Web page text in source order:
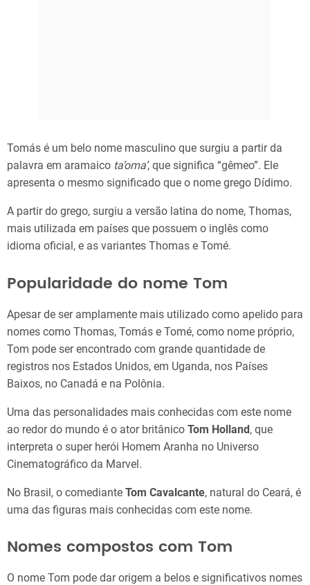
Tomás é um belo nome masculino que surgiu a partir da
palavra em aramaico ta’oma’, que significa “gêmeo”. Ele
apresenta o mesmo significado que o nome grego Dídimo.
A partir do grego, surgiu a versão latina do nome, Thomas,
mais utilizada em países que possuem o inglês como
idioma oficial, e as variantes Thomas e Tomé.
Popularidade do nome Tom
Apesar de ser amplamente mais utilizado como apelido para
nomes como Thomas, Tomás e Tomé, como nome próprio,
Tom pode ser encontrado com grande quantidade de
registros nos Estados Unidos, em Uganda, nos Países
Baixos, no Canadá e na Polônia.
Uma das personalidades mais conhecidas com este nome
ao redor do mundo é o ator britânico Tom Holland, que
interpreta o super herói Homem Aranha no Universo
Cinematográfico da Marvel.
No Brasil, o comediante Tom Cavalcante, natural do Ceará, é
uma das figuras mais conhecidas com este nome.
Nomes compostos com Tom
O nome Tom pode dar origem a belos e significativos nomes